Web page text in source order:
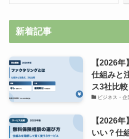
新着記事
【2026
仕組みと
ス3社比較
ビジネス・企
【2026
いい？仕